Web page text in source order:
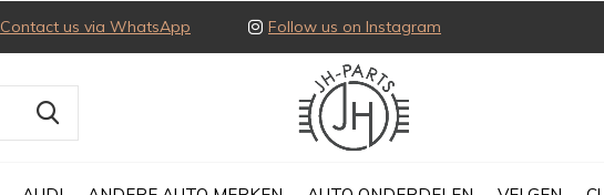
Contact us via WhatsApp Follow us on Instagram